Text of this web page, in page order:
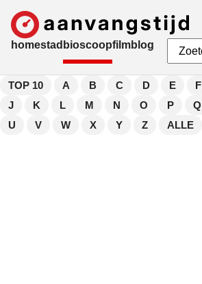
homestad bioscoopfilmblog
TOP 10 A B C D E F
J
K L M N O P Q
U
V W X Y Z ALLE